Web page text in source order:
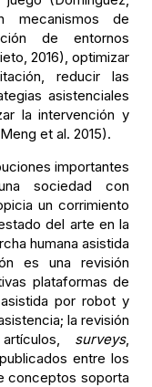
mecanismos de
de entornos
2016), optimizar
reducir las
asistenciales
la intervención y
et al. 2015).
importantes
sociedad con
un corrimiento
del arte en la
humana asistida
es una revisión
plataformas de
por robot y
la revisión
surveys,
entre los
conceptos soporta